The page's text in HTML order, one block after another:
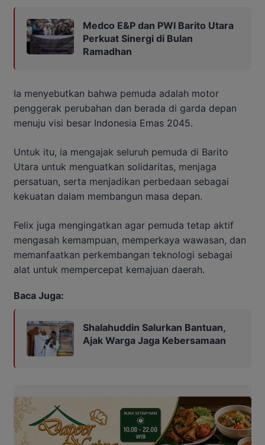
Medco E&P dan PWI Barito Utara
Perkuat Sinergi di Bulan
Ramadhan
Ia menyebutkan bahwa pemuda adalah motor
penggerak perubahan dan berada di garda depan
menuju visi besar Indonesia Emas 2045.
Untuk itu, ia mengajak seluruh pemuda di Barito
Utara untuk menguatkan solidaritas, menjaga
persatuan, serta menjadikan perbedaan sebagai
kekuatan dalam membangun masa depan.
Felix juga mengingatkan agar pemuda tetap aktif
mengasah kemampuan, memperkaya wawasan, dan
memanfaatkan perkembangan teknologi sebagai
alat untuk mempercepat kemajuan daerah.
Baca Juga:
Shalahuddin Salurkan Bantuan,
Ajak Warga Jaga Kebersamaan